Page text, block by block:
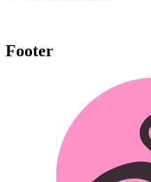
Footer